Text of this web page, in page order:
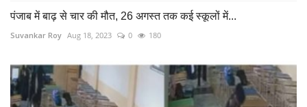
पंजाब में बाढ़ से चार की मौत, 26 अगस्त तक कई स्कूलों में...
Suvankar Roy Aug 18, 2023 0 180